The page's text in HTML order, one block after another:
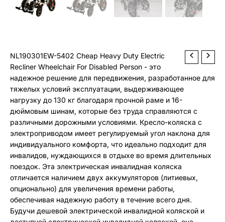
NL190301EW-5402 Cheap Heavy Duty Electric
Recliner Wheelchair For Disabled Person - это
надежное решение для передвижения, разработанное для
тяжелых условий эксплуатации, выдерживающее
нагрузку до 130 кг благодаря прочной раме и 16-
дюймовым шинам, которые без труда справляются с
различными дорожными условиями. Кресло-коляска с
электроприводом имеет регулируемый угол наклона для
индивидуального комфорта, что идеально подходит для
инвалидов, нуждающихся в отдыхе во время длительных
поездок. Эта электрическая инвалидная коляска
отличается наличием двух аккумуляторов (литиевых,
опционально) для увеличения времени работы,
обеспечивая надежную работу в течение всего дня.
Будучи дешевой электрической инвалидной коляской и